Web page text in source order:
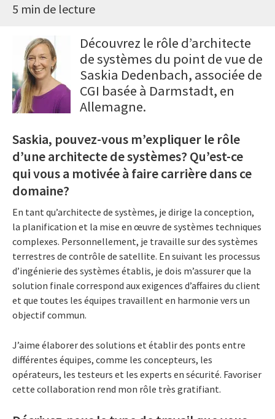
5 min de lecture
Découvrez le rôle d’architecte
de systèmes du point de vue de
Saskia Dedenbach, associée de
CGI basée à Darmstadt, en
Allemagne.
Saskia, pouvez-vous m’expliquer le rôle
d’une architecte de systèmes? Qu’est-ce
qui vous a motivée à faire carrière dans ce
domaine?
En tant qu’architecte de systèmes, je dirige la conception,
la planification et la mise en œuvre de systèmes techniques
complexes. Personnellement, je travaille sur des systèmes
terrestres de contrôle de satellite. En suivant les processus
d’ingénierie des systèmes établis, je dois m’assurer que la
solution finale correspond aux exigences d’affaires du client
et que toutes les équipes travaillent en harmonie vers un
objectif commun.
J’aime élaborer des solutions et établir des ponts entre
différentes équipes, comme les concepteurs, les
opérateurs, les testeurs et les experts en sécurité. Favoriser
cette collaboration rend mon rôle très gratifiant.